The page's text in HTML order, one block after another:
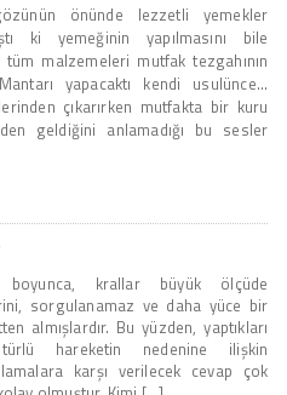
önünde lezzetli yemekler
ki yemeğinin yapılmasını bile
malzemeleri mutfak tezgahının
yapacaktı kendi usulünce...
çıkarırken mutfakta bir kuru
geldiğini anlamadığı bu sesler
boyunca, krallar büyük ölçüde
sorgulanamaz ve daha yüce bir
almışlardır. Bu yüzden, yaptıkları
hareketin nedenine ilişkin
karşı verilecek cevap çok